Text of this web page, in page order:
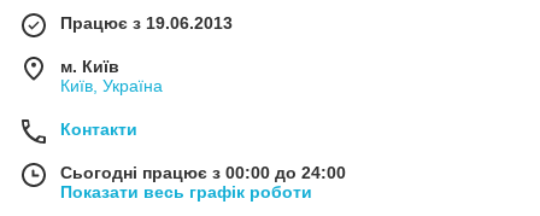
Працює з 19.06.2013
м. Київ
Київ, Україна
Контакти
Сьогодні працює з 00:00 до 24:00
Показати весь графік роботи